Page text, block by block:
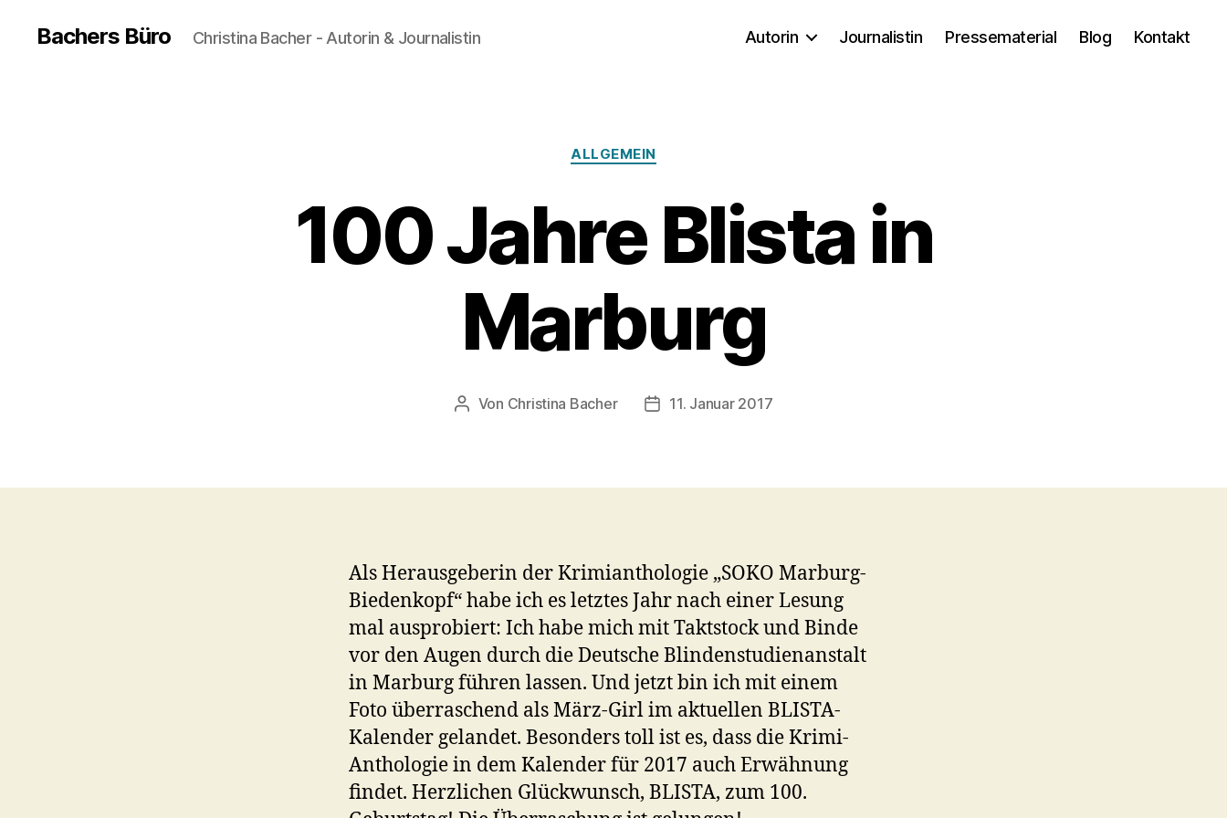
Bachers Büro Christina Bacher - Autorin & Journalistin Autorin Journalistin Pressematerial Blog Kontakt
Kategorien
ALLGEMEIN
100 Jahre Blista in
Marburg
Beitragsautor
Von Christina Bacher Veröffentlichungsdatum
11. Januar 2017
Als Herausgeberin der Krimianthologie „SOKO Marburg-
Biedenkopf“ habe ich es letztes Jahr nach einer Lesung
mal ausprobiert: Ich habe mich mit Taktstock und Binde
vor den Augen durch die Deutsche Blindenstudienanstalt
in Marburg führen lassen. Und jetzt bin ich mit einem
Foto überraschend als März-Girl im aktuellen BLISTA-
Kalender gelandet. Besonders toll ist es, dass die Krimi-
Anthologie in dem Kalender für 2017 auch Erwähnung
findet. Herzlichen Glückwunsch, BLISTA, zum 100.